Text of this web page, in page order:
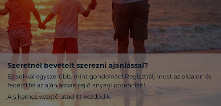
Szeretnél bevételt szerezni ajánlással?
Ez sokkal egyszerűbb, mint gondolnád! Regisztrálj most az oldalon és
fedezd fel az ajánlásban rejlő anyagi potenciált!
A sikerhez vezető utad itt kezdődik.